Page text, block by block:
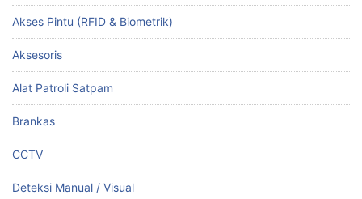
Akses Pintu (RFID & Biometrik)
Aksesoris
Alat Patroli Satpam
Brankas
CCTV
Deteksi Manual / Visual